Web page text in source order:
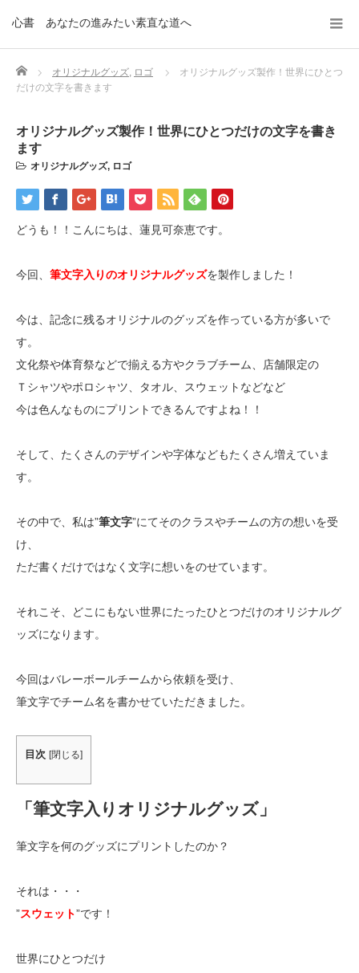
心書 あなたの進みたい素直な道へ
Home オリジナルグッズ, ロゴ
オリジナルグッズ製作！世界にひとつ
だけの文字を書きます
オリジナルグッズ製作！世界にひとつだけの文字を書き
ます
オリジナルグッズ, ロゴ
どうも！！こんにちは、蓮見可奈恵です。
今回、 筆文字入りのオリジナルグッズを製作しました！
今は、記念に残るオリジナルのグッズを作っている方が多いで
す。
文化祭や体育祭などで揃える方やクラブチーム、店舗限定の
Ｔシャツやポロシャツ、タオル、スウェットなどなど
今は色んなものにプリントできるんですよね！！
そして、たくさんのデザインや字体などもたくさん増えていま
す。
その中で、私は”筆文字”にてそのクラスやチームの方の想いを受
け、
ただ書くだけではなく文字に想いをのせています。
それこそ、どこにもない世界にたったひとつだけのオリジナルグ
ッズになります。
今回はバレーボールチームから依頼を受け、
筆文字でチーム名を書かせていただきました。
目次 [閉じる]
「筆文字入りオリジナルグッズ」
筆文字を何のグッズにプリントしたのか？
それは・・・
”スウェット”です！
世界にひとつだけ